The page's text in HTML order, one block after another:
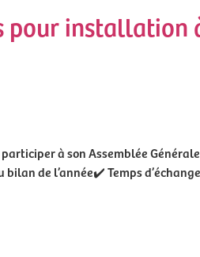
pour installation
à son Assemblée
de l’année✔️ Temps